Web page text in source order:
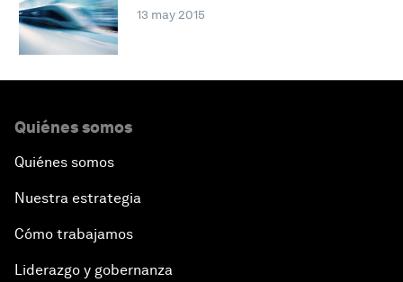
13 may 2015
Quiénes somos
Quiénes somos
Nuestra estrategia
Cómo trabajamos
Liderazgo y gobernanza